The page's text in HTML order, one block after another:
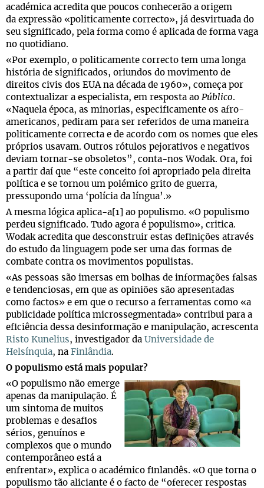
académica acredita que poucos conhecerão a origem
da expressão «politicamente correcto», já desvirtuada do
seu significado, pela forma como é aplicada de forma vaga
no quotidiano.
«Por exemplo, o politicamente correcto tem uma longa
história de significados, oriundos do movimento de
direitos civis dos EUA na década de 1960», começa por
contextualizar a especialista, em resposta ao Público.
«Naquela época, as minorias, especificamente os afro-
americanos, pediram para ser referidos de uma maneira
politicamente correcta e de acordo com os nomes que eles
próprios usavam. Outros rótulos pejorativos e negativos
deviam tornar-se obsoletos”, conta-nos Wodak. Ora, foi
a partir daí que “este conceito foi apropriado pela direita
política e se tornou um polémico grito de guerra,
pressupondo uma ‘polícia da língua’.»
A mesma lógica aplica-a[1] ao populismo. «O populismo
perdeu significado. Tudo agora é populismo», critica.
Wodak acredita que desconstruir estas definições através
do estudo da linguagem pode ser uma das formas de
combate contra os movimentos populistas.
«As pessoas são imersas em bolhas de informações falsas
e tendenciosas, em que as opiniões são apresentadas
como factos» e em que o recurso a ferramentas como «a
publicidade política microssegmentada» contribui para a
eficiência dessa desinformação e manipulação, acrescenta
Risto Kunelius, investigador da Universidade de
Helsínquia, na Finlândia.
O populismo está mais popular?
«O populismo não emerge
apenas da manipulação. É
um sintoma de muitos
problemas e desafios
sérios, genuínos e
complexos que o mundo
contemporâneo está a
enfrentar», explica o académico finlandês. «O que torna o
populismo tão aliciante é o facto de “oferecer respostas